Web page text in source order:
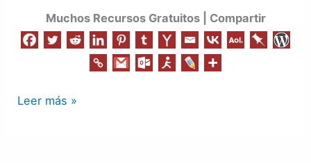
Muchos Recursos Gratuitos | Compartir
Leer más »